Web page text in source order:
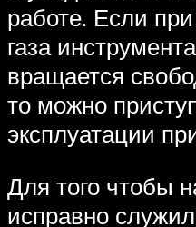
работе. Если
газа
вращается
то можно
эксплуатации
Для того чтобы
исправно